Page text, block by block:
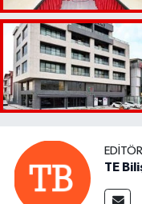
TE